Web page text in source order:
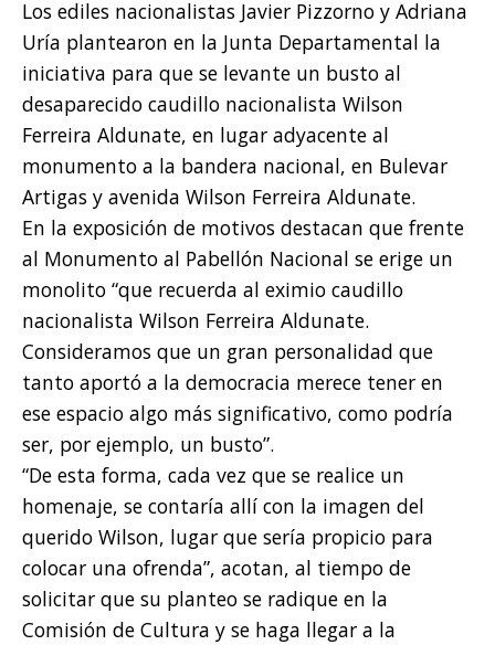
Los ediles nacionalistas Javier Pizzorno y Adriana
Uría plantearon en la Junta Departamental la
iniciativa para que se levante un busto al
desaparecido caudillo nacionalista Wilson
Ferreira Aldunate, en lugar adyacente al
monumento a la bandera nacional, en Bulevar
Artigas y avenida Wilson Ferreira Aldunate.
En la exposición de motivos destacan que frente
al Monumento al Pabellón Nacional se erige un
monolito “que recuerda al eximio caudillo
nacionalista Wilson Ferreira Aldunate.
Consideramos que un gran personalidad que
tanto aportó a la democracia merece tener en
ese espacio algo más significativo, como podría
ser, por ejemplo, un busto”.
“De esta forma, cada vez que se realice un
homenaje, se contaría allí con la imagen del
querido Wilson, lugar que sería propicio para
colocar una ofrenda”, acotan, al tiempo de
solicitar que su planteo se radique en la
Comisión de Cultura y se haga llegar a la